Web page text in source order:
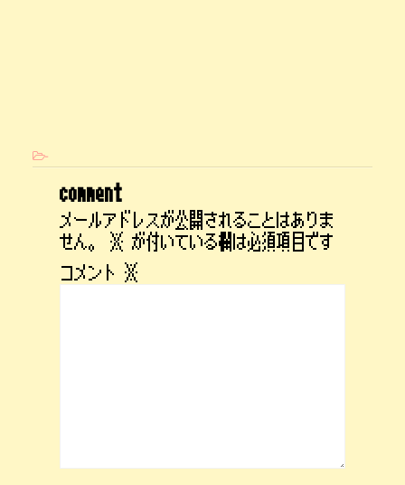
-
comment
メールアドレスが公開されることはありま
せん。
※ が付いている欄は必須項目です
コメント ※